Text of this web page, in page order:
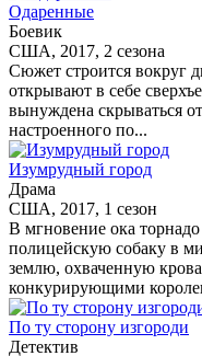
Одаренные
Боевик
США, 2017, 2 сезона
Сюжет строится вокруг
открывают в себе
вынуждена скрываться
настроенного по...
Изумрудный город
Драма
США, 2017, 1 сезон
В мгновение ока
полицейскую собаку в
землю, охваченную
конкурирующими
По ту сторону изгороди
Детектив